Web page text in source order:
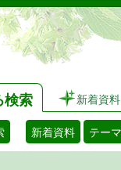
検索 新着資料
新着資料 テー